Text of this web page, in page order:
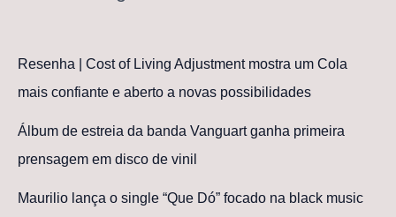
Resenha | Cost of Living Adjustment mostra um Cola
mais confiante e aberto a novas possibilidades
Álbum de estreia da banda Vanguart ganha primeira
prensagem em disco de vinil
Maurilio lança o single “Que Dó” focado na black music